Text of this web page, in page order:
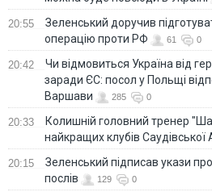
20:55
Зеленський доручив
операцію проти РФ
61 0
20:42
Чи відмовиться Україна від
заради ЄС: посол у Польщі
Варшави
285 0
20:33
Колишній головний тренер
найкращих клубів Саудівської
20:15
Зеленський підписав укази
послів
129 0